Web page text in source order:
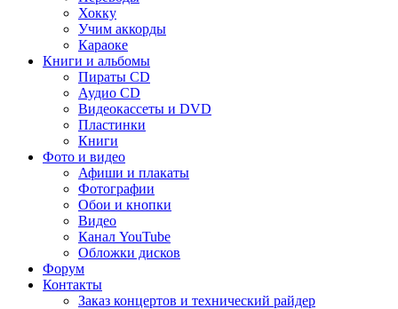
Хокку
Учим аккорды
Караоке
Книги и альбомы
Пираты CD
Аудио CD
Видеокассеты и DVD
Пластинки
Книги
Фото и видео
Афиши и плакаты
Фотографии
Обои и кнопки
Видео
Канал YouTube
Обложки дисков
Форум
Контакты
Заказ концертов и технический райдер